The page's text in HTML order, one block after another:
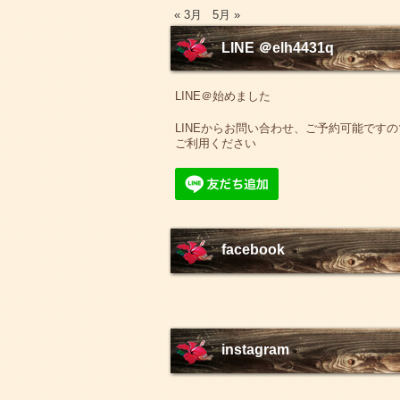
« 3月 5月 »
LINE ＠elh4431q
LINE＠始めました
LINEからお問い合わせ、ご予約可能です
ご利用ください
facebook
instagram